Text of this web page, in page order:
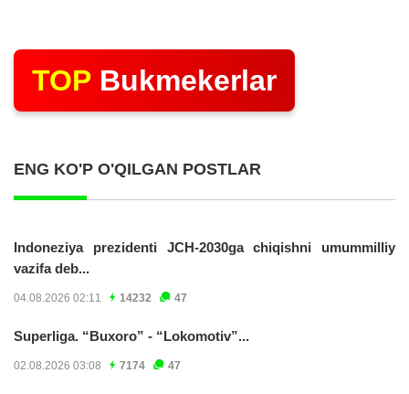
TOP Bukmekerlar
ENG KO'P O'QILGAN POSTLAR
Indoneziya prezidenti JCH-2030ga chiqishni umummilliy
vazifa deb...
04.08.2026 02:11 14232 47
Superliga. “Buxoro” - “Lokomotiv”...
02.08.2026 03:08 7174 47